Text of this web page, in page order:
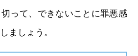
って、できないことに罪悪感
ましょう。